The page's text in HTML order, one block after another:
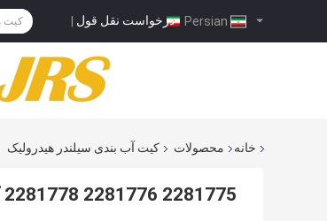
درخواست نقل قول |
خانه محصولات کیت آب بندی سیلندر هیدرولیک
2281775 2281776 2281778 کیت مهر 2281779 966 980 988